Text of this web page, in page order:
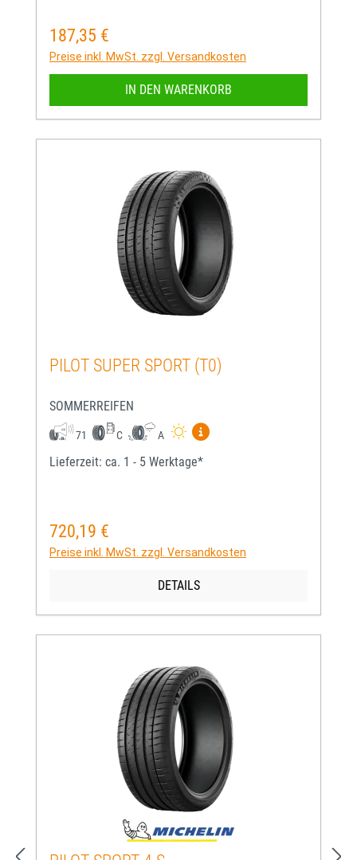
Regulärer Preis:
187,35 €
Preise inkl. MwSt. zzgl. Versandkosten
IN DEN WARENKORB
PILOT SUPER SPORT (T0)
SOMMERREIFEN
71 C A
Mehr Informationen zum
Lieferzeit: ca. 1 - 5 Werktage*
Regulärer Preis:
720,19 €
Preise inkl. MwSt. zzgl. Versandkosten
DETAILS